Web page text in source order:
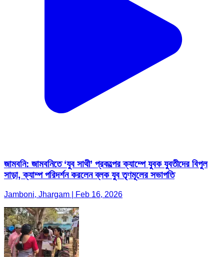
জামবনি: জামবনিতে ‘যুব সাথী’ প্রকল্পের ক্যাম্পে যুবক যুবতীদের বিপুল
সাড়া, ক্যাম্প পরিদর্শন করলেন ব্লক যুব তৃণমূলের সভাপতি
Jamboni, Jhargam | Feb 16, 2026